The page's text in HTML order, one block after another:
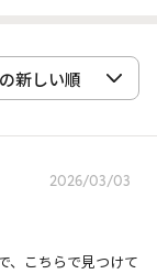
2026/03/03
、こちらで見つけて